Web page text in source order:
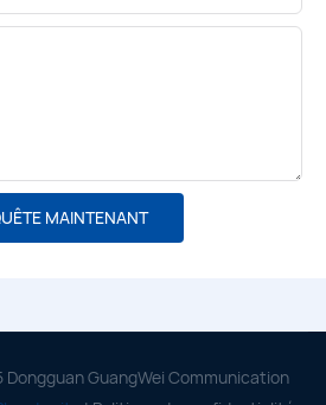
MAINTENANT
GuangWei Communication